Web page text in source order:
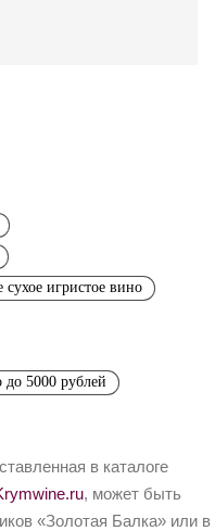
сухое игристое вино
5000 рублей
в каталоге
, может быть
«Золотая Балка» или в